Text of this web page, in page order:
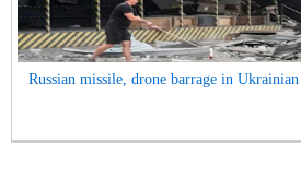
Russian missile, drone barrage in